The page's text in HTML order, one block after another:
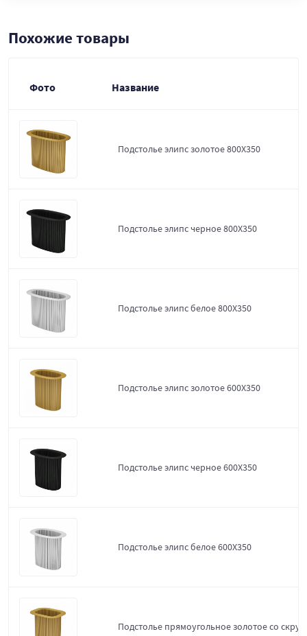
Похожие товары
Фото Название
Подстолье элипс золотое 800Х350
Подстолье элипс черное 800Х350
Подстолье элипс белое 800Х350
Подстолье элипс золотое 600Х350
Подстолье элипс черное 600Х350
Подстолье элипс белое 600Х350
Подстолье прямоугольное золотое со